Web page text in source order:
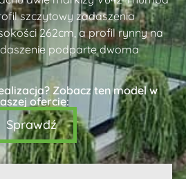
szczytowy zadaszenia
262cm, a profil rynny na
podparte dwoma
Zobacz ten model w
ofercie:
Sprawdź